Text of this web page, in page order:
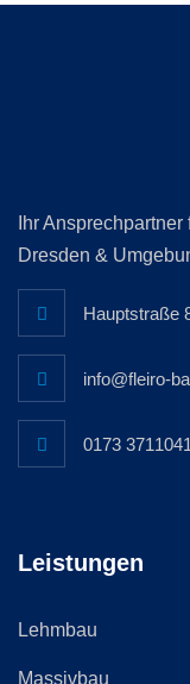
Ihr
Dresden &
Hauptstraße
info@fleiro-
0173 3711041
Leistungen
Lehmbau
Massivbau